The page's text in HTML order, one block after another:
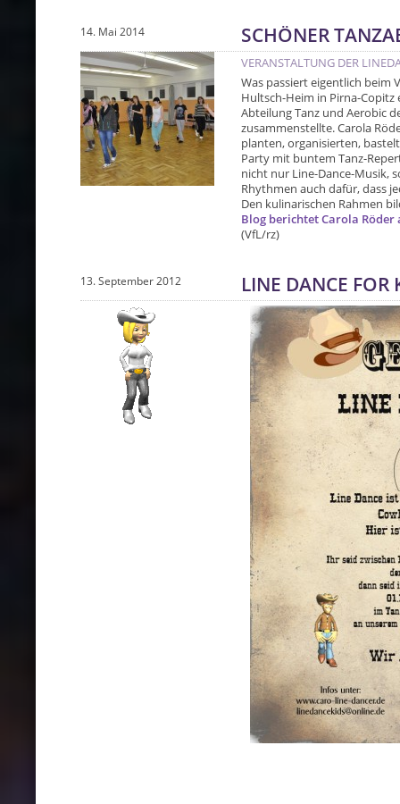
SCHÖNER
14. Mai 2014
VERANSTALTUNG DER
Was passiert eigentlich beim
Hultsch-Heim in Pirna-
Abteilung Tanz und Aerobic
zusammenstellte. Carola
planten, organisierten,
Party mit buntem Tanz-
nicht nur Line-Dance-Musik,
Rhythmen auch dafür, dass
Den kulinarischen Rahmen
Blog berichtet Carola
(VfL/rz)
LINE DANCE FOR
13. September 2012